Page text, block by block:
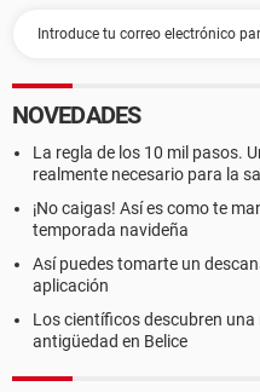
NOVEDADES
La regla de los 10 mil pasos.
realmente necesario para la
¡No caigas! Así es como te
temporada navideña
Así puedes tomarte un
aplicación
Los científicos descubren
antigüedad en Belice